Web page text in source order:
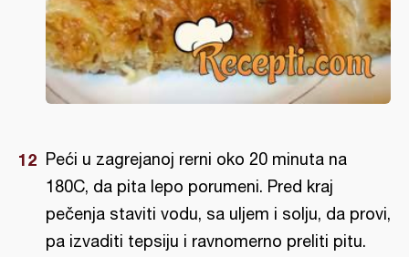
Peći u zagrejanoj rerni oko 20 minuta na
180C, da pita lepo porumeni. Pred kraj
pečenja staviti vodu, sa uljem i solju, da provi,
pa izvaditi tepsiju i ravnomerno preliti pitu.